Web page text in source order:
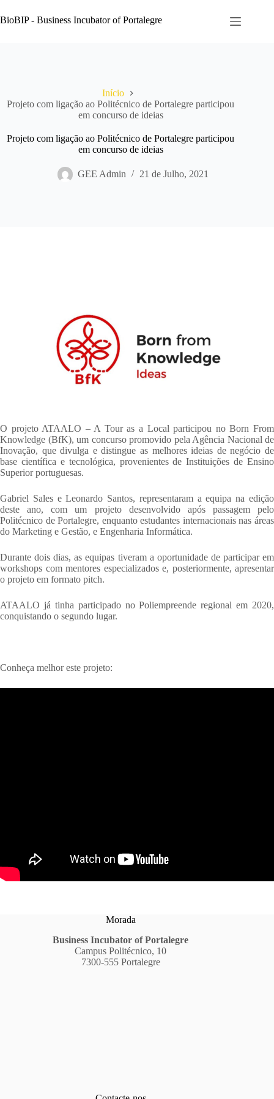
para
o
BioBIP - Business Incubator of Portalegre
Início
Projeto com ligação ao Politécnico de Portalegre participou
em concurso de ideias
Projeto com ligação ao Politécnico de Portalegre participou
em concurso de ideias
GEE Admin 21 de Julho, 2021
O projeto ATAALO – A Tour as a Local participou no Born From
Knowledge (BfK), um concurso promovido pela Agência Nacional de
Inovação, que divulga e distingue as melhores ideias de negócio de
base científica e tecnológica, provenientes de Instituições de Ensino
Superior portuguesas.
Gabriel Sales e Leonardo Santos, representaram a equipa na edição
deste ano, com um projeto desenvolvido após passagem pelo
Politécnico de Portalegre, enquanto estudantes internacionais nas áreas
do Marketing e Gestão, e Engenharia Informática.
Durante dois dias, as equipas tiveram a oportunidade de participar em
workshops com mentores especializados e, posteriormente, apresentar
o projeto em formato pitch.
ATAALO já tinha participado no Poliempreende regional em 2020,
conquistando o segundo lugar.
Conheça melhor este projeto:
Morada
Business Incubator of Portalegre
Campus Politécnico, 10
7300-555 Portalegre